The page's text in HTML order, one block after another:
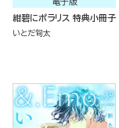
紺碧にポラリス 特典小冊子
いとだ旬太